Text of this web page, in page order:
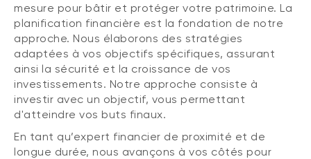
mesure pour bâtir et protéger votre patrimoine. La
planification financière est la fondation de notre
approche. Nous élaborons des stratégies
adaptées à vos objectifs spécifiques, assurant
ainsi la sécurité et la croissance de vos
investissements. Notre approche consiste à
investir avec un objectif, vous permettant
d'atteindre vos buts finaux.
En tant qu’expert financier de proximité et de
longue durée, nous avançons à vos côtés pour